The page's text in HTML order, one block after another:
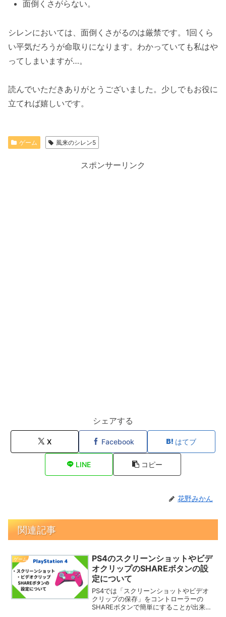
面倒くさがらない。
シレンにおいては、面倒くさがるのは厳禁です。1回くら
い平気だろうが命取りになります。わかっていても私はや
ってしまいますが…。
読んでいただきありがとうございました。少しでもお役に
立てれば嬉しいです。
ゲーム 風来のシレン5
スポンサーリンク
シェアする
X Facebook はてブ
LINE コピー
花野みかん
関連記事
ゲーム
PS4のスクリーンショットやビデ
オクリップのSHAREボタンの設
定について
PS4では「スクリーンショットやビデオ
クリップの保存」をコントローラーの
SHAREボタンで簡単にすることが出来ま